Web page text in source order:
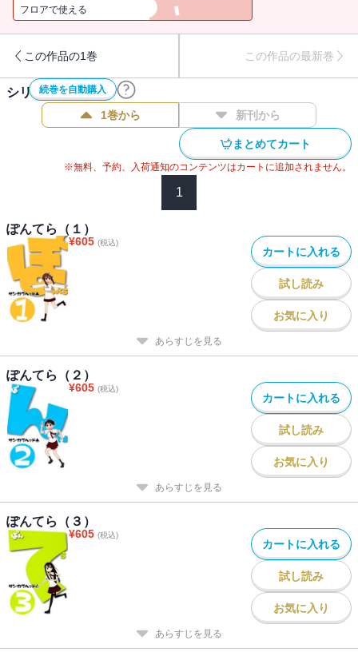
フロアで使える
この作品の1巻 この作品の最新巻
続巻を自動購入
シリーズ作品(4件)
1巻から 新刊から
まとめてカート
※無料、予約、入荷通知のコンテンツはカートに追加されません。
1
ぽんてら（１）
¥605 (税込)
カートに入れる
試し読み
お気に入り
あらすじを見る
ぽんてら（２）
¥605 (税込)
カートに入れる
試し読み
お気に入り
あらすじを見る
ぽんてら（３）
¥605 (税込)
カートに入れる
試し読み
お気に入り
あらすじを見る